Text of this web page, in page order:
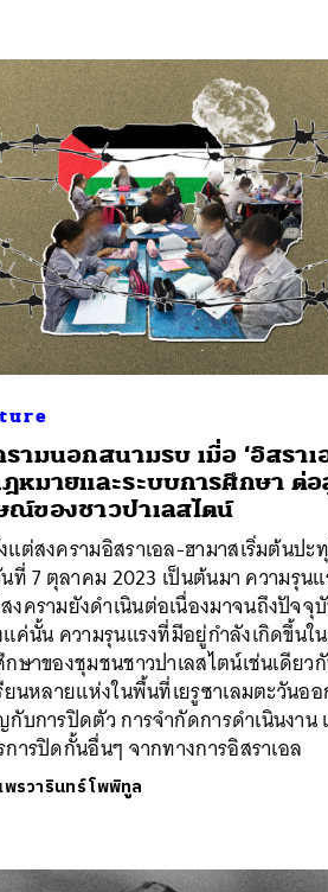
ามนอกสนามรบ เมื่อ ‘อิสราเ
หมายและระบบการศึกษา ต่
ณ์ของชาวปาเลสไตน์
ต่สงครามอิสราเอล-ฮามาสเริ่มต้นปะ
ที่ 7 ตุลาคม 2023 เป็นต้นมา ความรุนแ
ครามยังดำเนินต่อเนื่องมาจนถึงปัจจุ
ค่นั้น ความรุนแรงที่มีอยู่กำลังเกิดขึ้นใ
ษาของชุมชนชาวปาเลสไตน์เช่นเดียว
ยนหลายแห่งในพื้นที่เยรูซาเลมตะวันอ
กับการปิดตัว การจำกัดการดำเนินงาน
ารปิดกั้นอื่นๆ จากทางการอิสราเอล
รวารินทร์ โพพิทูล